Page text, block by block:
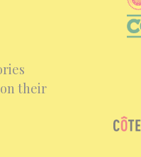
on their